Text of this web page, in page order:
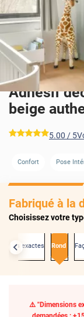
Adhésif
beige
*****
5.00 / 5
Confort Pose
Fabriqué à la
Choisissez votre
exactes Rond
⚠️ "Dimensions